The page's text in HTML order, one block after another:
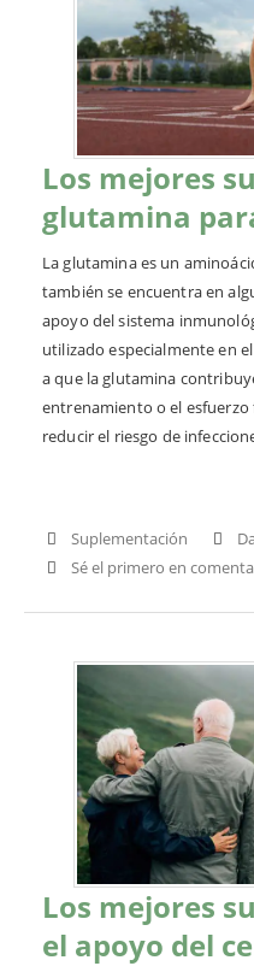
Los mejores
glutamina
La glutamina es un
también se encuentra en
apoyo del sistema
utilizado especialmente en
a que la glutamina
entrenamiento o el
reducir el riesgo de
Suplementación
Sé el primero en
Los mejores
el apoyo del